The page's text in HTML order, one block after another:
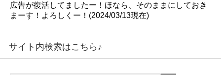
広告が復活してましたー！ほなら、そのままにしておき
まーす！よろしくー！(2024/03/13現在)
サイト内検索はこちら♪